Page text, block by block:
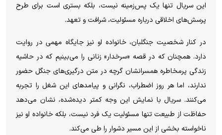
این سریال تنها یک پس‌زمینه نیست، بلکه بستری است برای طرح
پرسش‌های اخلاقی درباره مسئولیت، شرافت و تعهد.
در کنار شخصیت جنگلبان، خانواده او نیز جایگاه مهمی در روایت
دارد. همچنان که در قصه «سرخدار» زنانی را می‌بینیم که در حاشیه
زندگی پرمخاطره همسرانشان گرچه در متن درگیری‌های جنگل حضور
ندارند، اما هر روز اضطراب، نگرانی و پیامد‌های این شغل را تجربه
می‌کنند. سریال با نمایش این وجه کمتر دیده‌شده، نشان می‌دهد
حفاظت از طبیعت تنها مسئولیت یک فرد نیست، بلکه خانواده او نیز
ناخواسته بخشی از این مسیر دشوار را طی می‌کند.